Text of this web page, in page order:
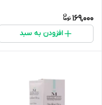
169,000
افزودن به سبد